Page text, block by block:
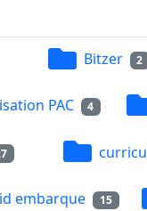
Bitzer 2
PAC 4
embarque 15